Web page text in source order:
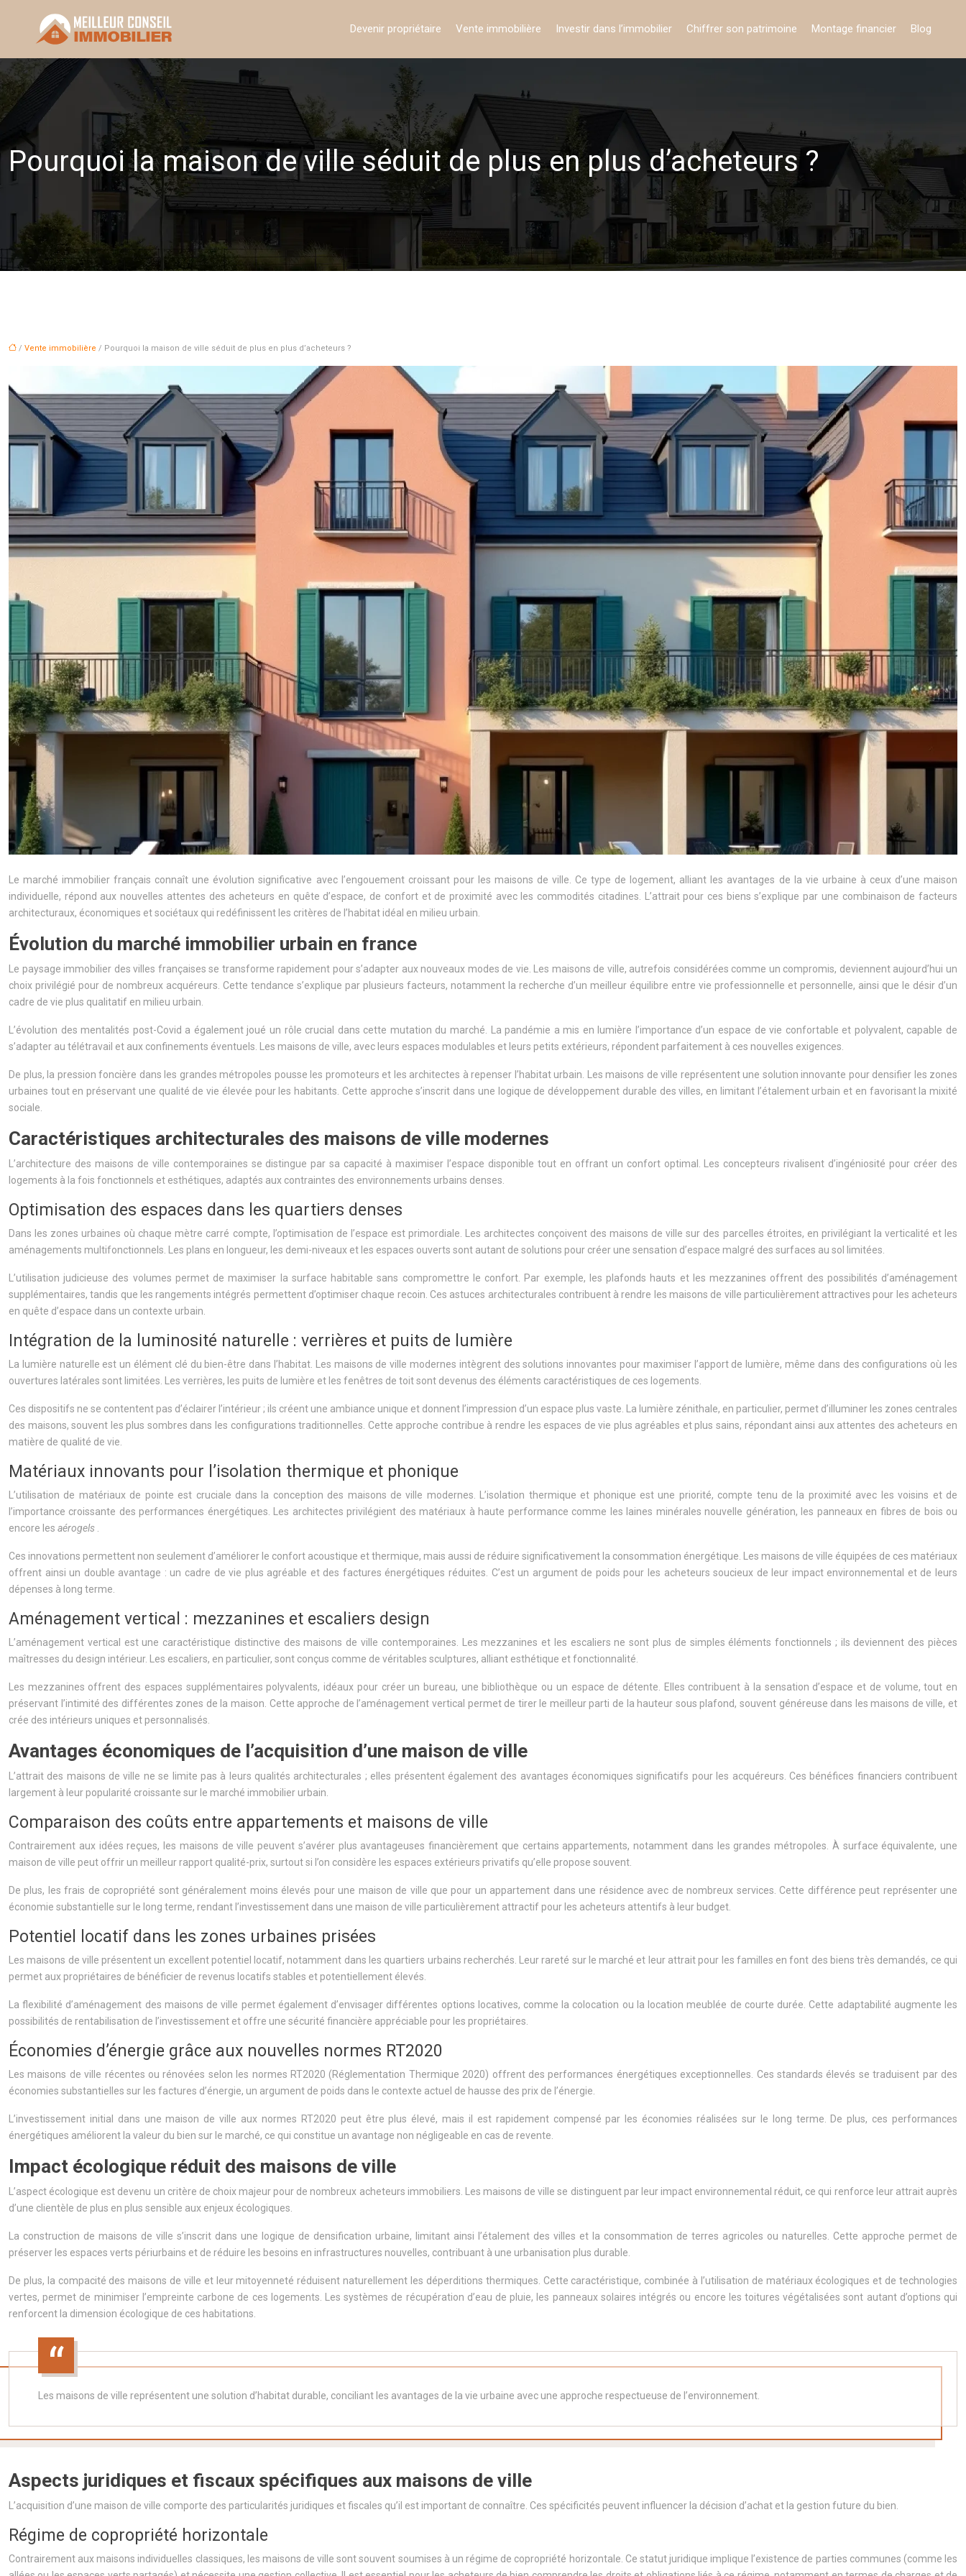
Devenir propriétaire Vente immobilière Investir dans l’immobilier Chiffrer son patrimoine Montage financier Blog
Pourquoi la maison de ville séduit de plus en plus d’acheteurs ?
/ Vente immobilière / Pourquoi la maison de ville séduit de plus en plus d’acheteurs ?
Le marché immobilier français connaît une évolution significative avec l’engouement croissant pour les maisons de ville. Ce type de logement, alliant les avantages de la vie urbaine à ceux d’une maison
individuelle, répond aux nouvelles attentes des acheteurs en quête d’espace, de confort et de proximité avec les commodités citadines. L’attrait pour ces biens s’explique par une combinaison de facteurs
architecturaux, économiques et sociétaux qui redéfinissent les critères de l’habitat idéal en milieu urbain.
Évolution du marché immobilier urbain en france
Le paysage immobilier des villes françaises se transforme rapidement pour s’adapter aux nouveaux modes de vie. Les maisons de ville, autrefois considérées comme un compromis, deviennent aujourd’hui un
choix privilégié pour de nombreux acquéreurs. Cette tendance s’explique par plusieurs facteurs, notamment la recherche d’un meilleur équilibre entre vie professionnelle et personnelle, ainsi que le désir d’un
cadre de vie plus qualitatif en milieu urbain.
L’évolution des mentalités post-Covid a également joué un rôle crucial dans cette mutation du marché. La pandémie a mis en lumière l’importance d’un espace de vie confortable et polyvalent, capable de
s’adapter au télétravail et aux confinements éventuels. Les maisons de ville, avec leurs espaces modulables et leurs petits extérieurs, répondent parfaitement à ces nouvelles exigences.
De plus, la pression foncière dans les grandes métropoles pousse les promoteurs et les architectes à repenser l’habitat urbain. Les maisons de ville représentent une solution innovante pour densifier les zones
urbaines tout en préservant une qualité de vie élevée pour les habitants. Cette approche s’inscrit dans une logique de développement durable des villes, en limitant l’étalement urbain et en favorisant la mixité
sociale.
Caractéristiques architecturales des maisons de ville modernes
L’architecture des maisons de ville contemporaines se distingue par sa capacité à maximiser l’espace disponible tout en offrant un confort optimal. Les concepteurs rivalisent d’ingéniosité pour créer des
logements à la fois fonctionnels et esthétiques, adaptés aux contraintes des environnements urbains denses.
Optimisation des espaces dans les quartiers denses
Dans les zones urbaines où chaque mètre carré compte, l’optimisation de l’espace est primordiale. Les architectes conçoivent des maisons de ville sur des parcelles étroites, en privilégiant la verticalité et les
aménagements multifonctionnels. Les plans en longueur, les demi-niveaux et les espaces ouverts sont autant de solutions pour créer une sensation d’espace malgré des surfaces au sol limitées.
L’utilisation judicieuse des volumes permet de maximiser la surface habitable sans compromettre le confort. Par exemple, les plafonds hauts et les mezzanines offrent des possibilités d’aménagement
supplémentaires, tandis que les rangements intégrés permettent d’optimiser chaque recoin. Ces astuces architecturales contribuent à rendre les maisons de ville particulièrement attractives pour les acheteurs
en quête d’espace dans un contexte urbain.
Intégration de la luminosité naturelle : verrières et puits de lumière
La lumière naturelle est un élément clé du bien-être dans l’habitat. Les maisons de ville modernes intègrent des solutions innovantes pour maximiser l’apport de lumière, même dans des configurations où les
ouvertures latérales sont limitées. Les verrières, les puits de lumière et les fenêtres de toit sont devenus des éléments caractéristiques de ces logements.
Ces dispositifs ne se contentent pas d’éclairer l’intérieur ; ils créent une ambiance unique et donnent l’impression d’un espace plus vaste. La lumière zénithale, en particulier, permet d’illuminer les zones centrales
des maisons, souvent les plus sombres dans les configurations traditionnelles. Cette approche contribue à rendre les espaces de vie plus agréables et plus sains, répondant ainsi aux attentes des acheteurs en
matière de qualité de vie.
Matériaux innovants pour l’isolation thermique et phonique
L’utilisation de matériaux de pointe est cruciale dans la conception des maisons de ville modernes. L’isolation thermique et phonique est une priorité, compte tenu de la proximité avec les voisins et de
l’importance croissante des performances énergétiques. Les architectes privilégient des matériaux à haute performance comme les laines minérales nouvelle génération, les panneaux en fibres de bois ou
encore les aérogels
Ces innovations permettent non seulement d’améliorer le confort acoustique et thermique, mais aussi de réduire significativement la consommation énergétique. Les maisons de ville équipées de ces matériaux
offrent ainsi un double avantage : un cadre de vie plus agréable et des factures énergétiques réduites. C’est un argument de poids pour les acheteurs soucieux de leur impact environnemental et de leurs
dépenses à long terme.
Aménagement vertical : mezzanines et escaliers design
L’aménagement vertical est une caractéristique distinctive des maisons de ville contemporaines. Les mezzanines et les escaliers ne sont plus de simples éléments fonctionnels ; ils deviennent des pièces
maîtresses du design intérieur. Les escaliers, en particulier, sont conçus comme de véritables sculptures, alliant esthétique et fonctionnalité.
Les mezzanines offrent des espaces supplémentaires polyvalents, idéaux pour créer un bureau, une bibliothèque ou un espace de détente. Elles contribuent à la sensation d’espace et de volume, tout en
préservant l’intimité des différentes zones de la maison. Cette approche de l’aménagement vertical permet de tirer le meilleur parti de la hauteur sous plafond, souvent généreuse dans les maisons de ville, et
crée des intérieurs uniques et personnalisés.
Avantages économiques de l’acquisition d’une maison de ville
L’attrait des maisons de ville ne se limite pas à leurs qualités architecturales ; elles présentent également des avantages économiques significatifs pour les acquéreurs. Ces bénéfices financiers contribuent
largement à leur popularité croissante sur le marché immobilier urbain.
Comparaison des coûts entre appartements et maisons de ville
Contrairement aux idées reçues, les maisons de ville peuvent s’avérer plus avantageuses financièrement que certains appartements, notamment dans les grandes métropoles. À surface équivalente, une
maison de ville peut offrir un meilleur rapport qualité-prix, surtout si l’on considère les espaces extérieurs privatifs qu’elle propose souvent.
De plus, les frais de copropriété sont généralement moins élevés pour une maison de ville que pour un appartement dans une résidence avec de nombreux services. Cette différence peut représenter une
économie substantielle sur le long terme, rendant l’investissement dans une maison de ville particulièrement attractif pour les acheteurs attentifs à leur budget.
Potentiel locatif dans les zones urbaines prisées
Les maisons de ville présentent un excellent potentiel locatif, notamment dans les quartiers urbains recherchés. Leur rareté sur le marché et leur attrait pour les familles en font des biens très demandés, ce qui
permet aux propriétaires de bénéficier de revenus locatifs stables et potentiellement élevés.
La flexibilité d’aménagement des maisons de ville permet également d’envisager différentes options locatives, comme la colocation ou la location meublée de courte durée. Cette adaptabilité augmente les
possibilités de rentabilisation de l’investissement et offre une sécurité financière appréciable pour les propriétaires.
Économies d’énergie grâce aux nouvelles normes RT2020
Les maisons de ville récentes ou rénovées selon les normes RT2020 (Réglementation Thermique 2020) offrent des performances énergétiques exceptionnelles. Ces standards élevés se traduisent par des
économies substantielles sur les factures d’énergie, un argument de poids dans le contexte actuel de hausse des prix de l’énergie.
L’investissement initial dans une maison de ville aux normes RT2020 peut être plus élevé, mais il est rapidement compensé par les économies réalisées sur le long terme. De plus, ces performances
énergétiques améliorent la valeur du bien sur le marché, ce qui constitue un avantage non négligeable en cas de revente.
Impact écologique réduit des maisons de ville
L’aspect écologique est devenu un critère de choix majeur pour de nombreux acheteurs immobiliers. Les maisons de ville se distinguent par leur impact environnemental réduit, ce qui renforce leur attrait auprès
d’une clientèle de plus en plus sensible aux enjeux écologiques.
La construction de maisons de ville s’inscrit dans une logique de densification urbaine, limitant ainsi l’étalement des villes et la consommation de terres agricoles ou naturelles. Cette approche permet de
préserver les espaces verts périurbains et de réduire les besoins en infrastructures nouvelles, contribuant à une urbanisation plus durable.
De plus, la compacité des maisons de ville et leur mitoyenneté réduisent naturellement les déperditions thermiques. Cette caractéristique, combinée à l’utilisation de matériaux écologiques et de technologies
vertes, permet de minimiser l’empreinte carbone de ces logements. Les systèmes de récupération d’eau de pluie, les panneaux solaires intégrés ou encore les toitures végétalisées sont autant d’options qui
renforcent la dimension écologique de ces habitations.
Les maisons de ville représentent une solution d’habitat durable, conciliant les avantages de la vie urbaine avec une approche respectueuse de l’environnement.
Aspects juridiques et fiscaux spécifiques aux maisons de ville
L’acquisition d’une maison de ville comporte des particularités juridiques et fiscales qu’il est important de connaître. Ces spécificités peuvent influencer la décision d’achat et la gestion future du bien.
Régime de copropriété horizontale
Contrairement aux maisons individuelles classiques, les maisons de ville sont souvent soumises à un régime de copropriété horizontale. Ce statut juridique implique l’existence de parties communes (comme les